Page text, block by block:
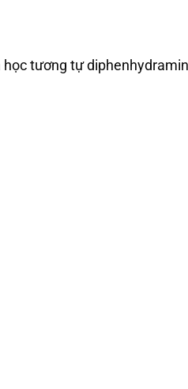
tương tự